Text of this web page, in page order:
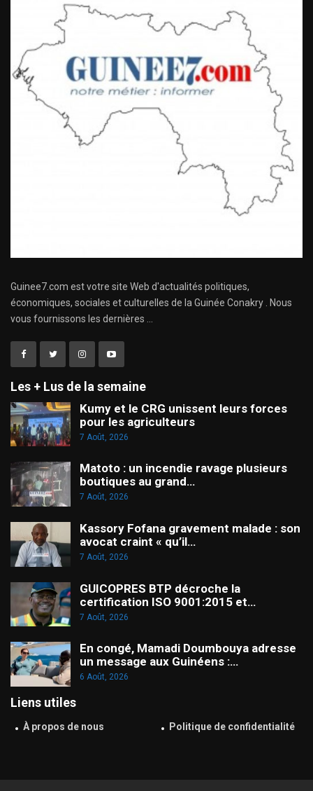
Guinee7.com est votre site Web d'actualités politiques,
économiques, sociales et culturelles de la Guinée Conakry . Nous
vous fournissons les dernières ...
Les + Lus de la semaine
Kumy et le CRG unissent leurs forces
pour les agriculteurs
7 Août, 2026
Matoto : un incendie ravage plusieurs
boutiques au grand…
7 Août, 2026
Kassory Fofana gravement malade : son
avocat craint « qu’il…
7 Août, 2026
GUICOPRES BTP décroche la
certification ISO 9001:2015 et…
7 Août, 2026
En congé, Mamadi Doumbouya adresse
un message aux Guinéens :…
6 Août, 2026
Liens utiles
À propos de nous Politique de confidentialité